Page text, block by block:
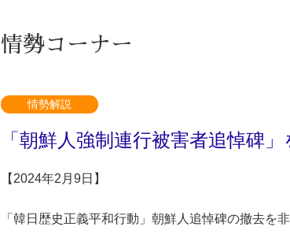
情勢コーナー
情勢解説
「朝鮮人強制連行被害者追悼碑
【2024年2月9日】
「韓日歴史正義平和行動」朝鮮人追悼碑の撤去を